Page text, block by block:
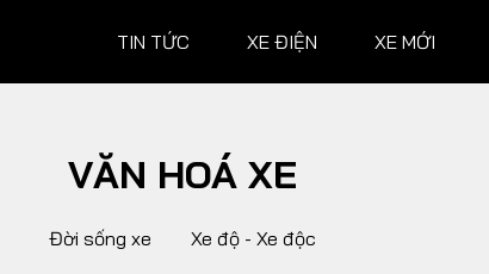
TIN TỨC XE ĐIỆN XE MỚI
XE MỚI
VĂN HOÁ XE
Đời sống xe Xe độ - Xe độc